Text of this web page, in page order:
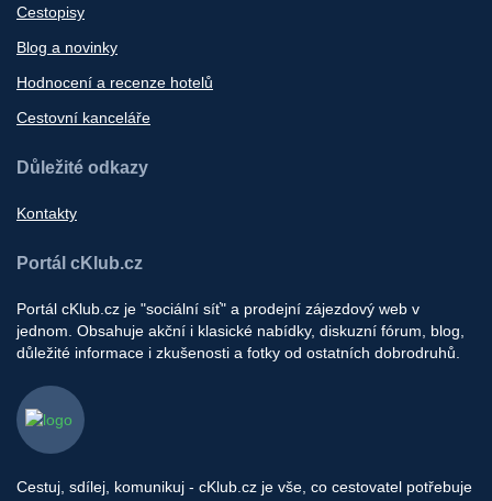
Cestopisy
Blog a novinky
Hodnocení a recenze hotelů
Cestovní kanceláře
Důležité odkazy
Kontakty
Portál cKlub.cz
Portál cKlub.cz je "sociální síť" a prodejní zájezdový web v
jednom. Obsahuje akční i klasické nabídky, diskuzní fórum, blog,
důležité informace i zkušenosti a fotky od ostatních dobrodruhů.
Cestuj, sdílej, komunikuj - cKlub.cz je vše, co cestovatel potřebuje